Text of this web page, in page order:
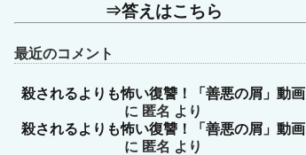
⇒答えはこちら
最近のコメント
殺されるよりも怖い復讐！「善悪の屑」動画
に 匿名 より
殺されるよりも怖い復讐！「善悪の屑」動画
に 匿名 より